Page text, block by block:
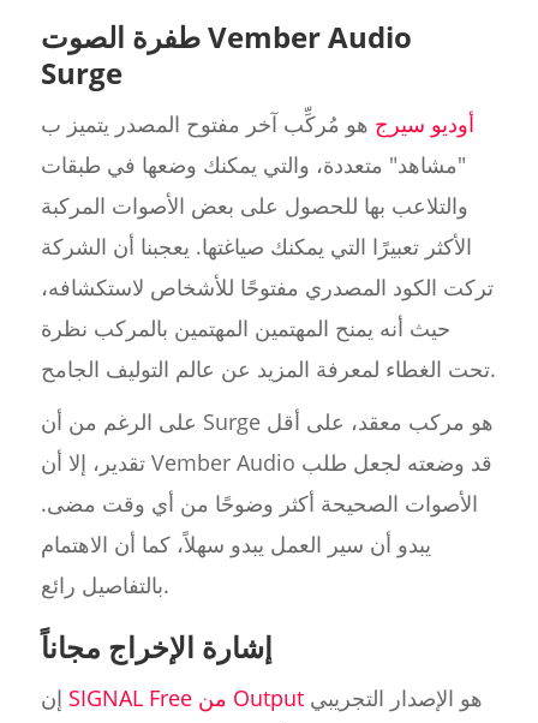
طفرة الصوت Vember Audio
Surge
أوديو سيرج هو مُركِّب آخر مفتوح المصدر يتميز ب
"مشاهد" متعددة، والتي يمكنك وضعها في طبقات
والتلاعب بها للحصول على بعض الأصوات المركبة
الأكثر تعبيرًا التي يمكنك صياغتها. يعجبنا أن الشركة
تركت الكود المصدري مفتوحًا للأشخاص لاستكشافه،
حيث أنه يمنح المهتمين المهتمين بالمركب نظرة
تحت الغطاء لمعرفة المزيد عن عالم التوليف الجامح.
على الرغم من أن Surge هو مركب معقد، على أقل
تقدير، إلا أن Vember Audio قد وضعته لجعل طلب
الأصوات الصحيحة أكثر وضوحًا من أي وقت مضى.
يبدو أن سير العمل يبدو سهلاً، كما أن الاهتمام
بالتفاصيل رائع.
إشارة الإخراج مجاناً
SIGNAL Free من Outputهو الإصدار التجريبي